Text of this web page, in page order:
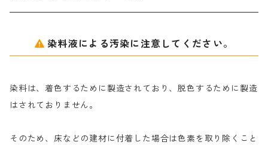
ナ行
ハ行
粉末顔料
綿・麻を染める染料
染料液による汚染に注意してください。
染料は、着色するために製造されており、脱色するために製造
はされておりません。
そのため、床などの建材に付着した場合は色素を取り除くこと